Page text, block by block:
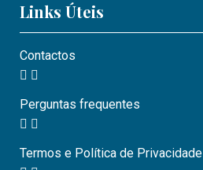
Links Úteis
Contactos
Perguntas frequentes
Termos e Política de Privacidade